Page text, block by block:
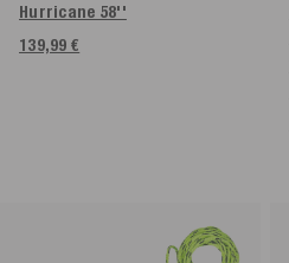
Hurricane 58''
139,99 €